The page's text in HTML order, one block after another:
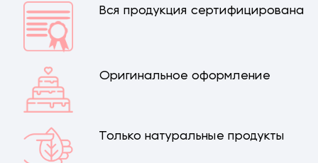
Вся продукция сертифицирована
Оригинальное оформление
Только натуральные продукты